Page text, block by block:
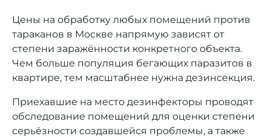
Цены на обработку любых помещений против
тараканов в Москве напрямую зависят от
степени заражённости конкретного объекта.
Чем больше популяция бегающих паразитов в
квартире, тем масштабнее нужна дезинсекция.
Приехавшие на место дезинфекторы проводят
обследование помещений для оценки степени
серьёзности создавшейся проблемы, а также